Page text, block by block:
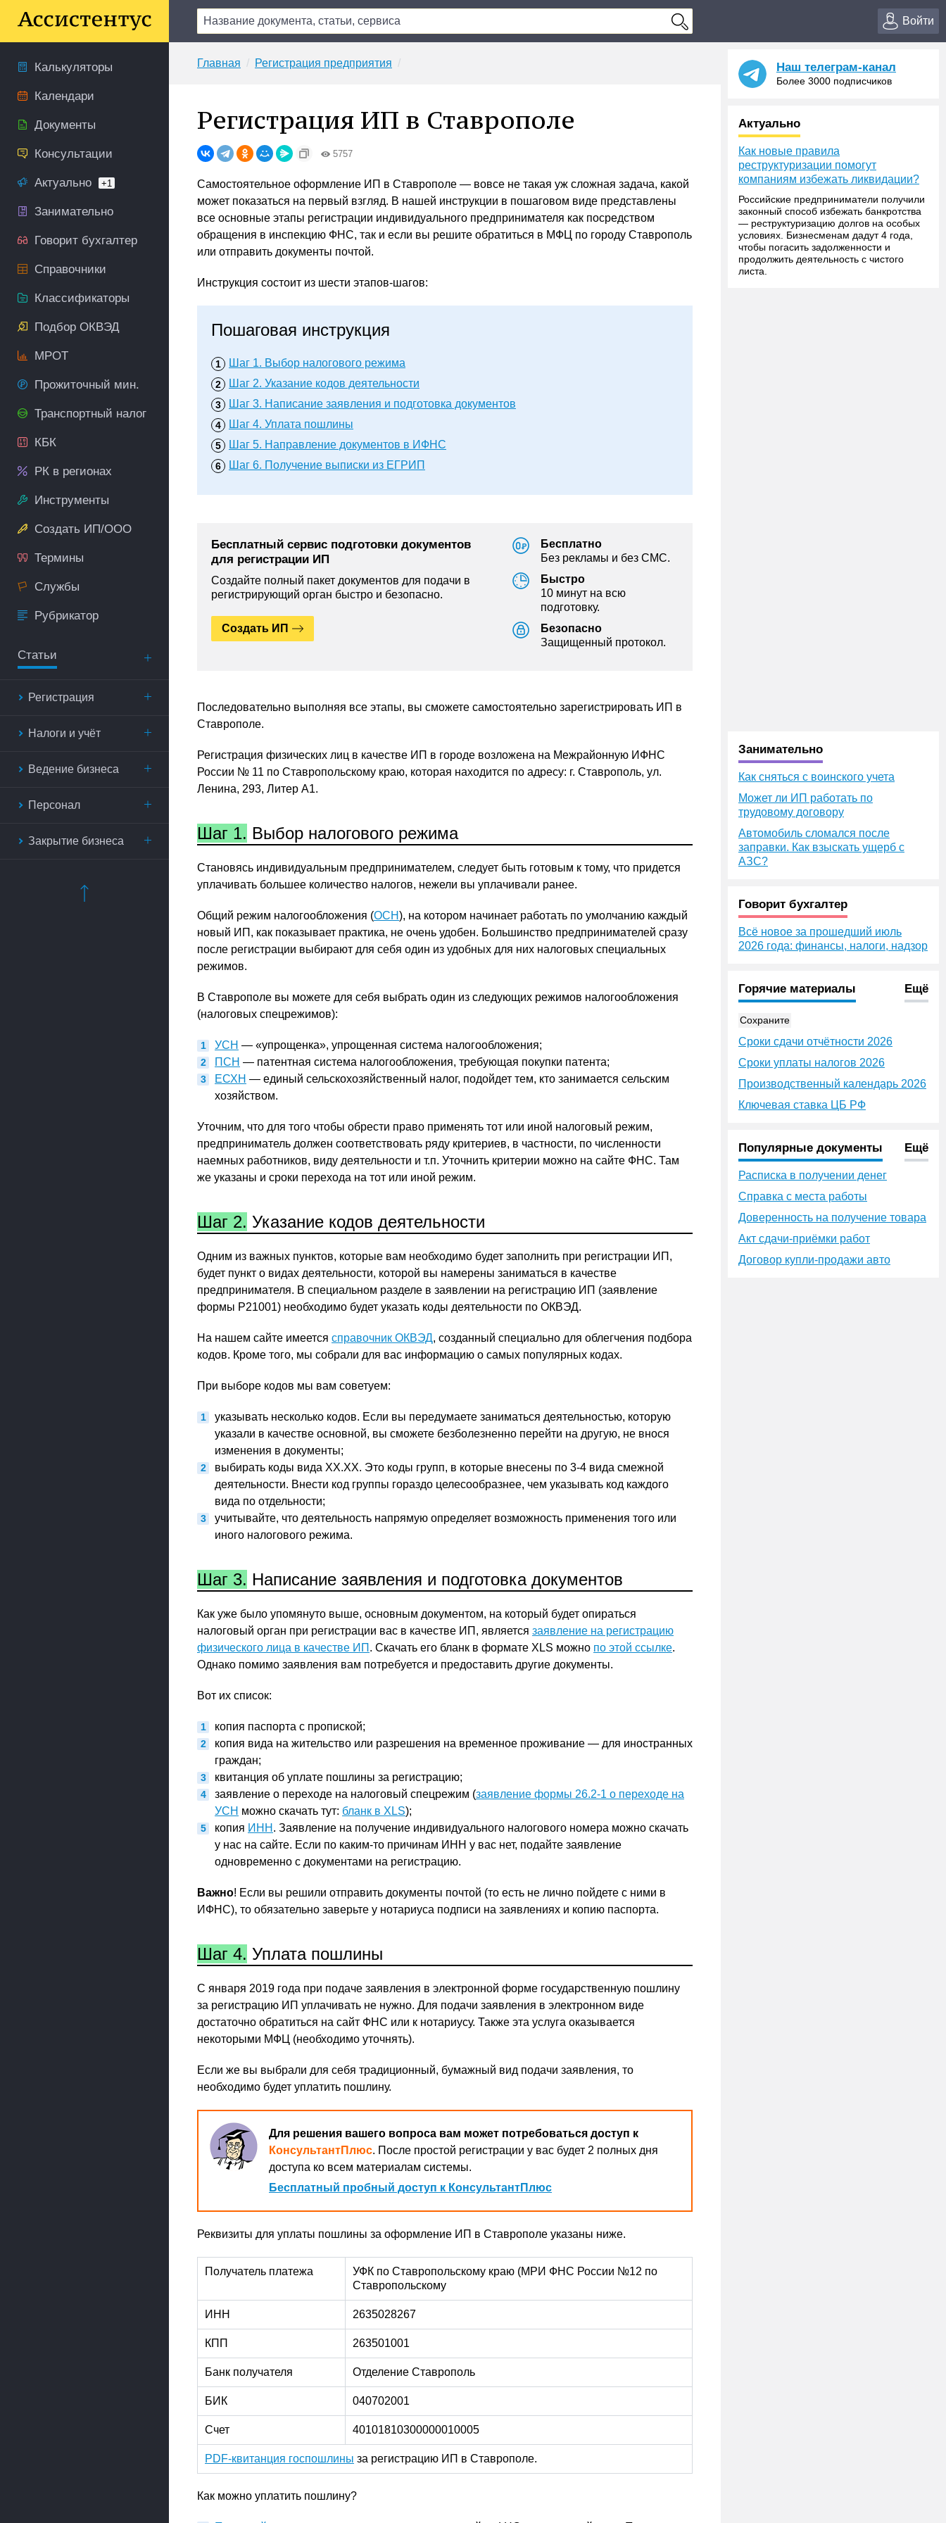
Войти
Калькуляторы
Календари
Документы
Консультации
Актуально +1
Занимательно
Говорит бухгалтер
Справочники
Классификаторы
Подбор ОКВЭД
МРОТ
Прожиточный мин.
Транспортный налог
КБК
РК в регионах
Инструменты
Создать ИП/ООО
Термины
Службы
Рубрикатор
Статьи
Регистрация
Налоги и учёт
Ведение бизнеса
Персонал
Закрытие бизнеса
Главная Регистрация предприятия
Регистрация ИП в Ставрополе
5757
Самостоятельное оформление ИП в Ставрополе — вовсе не такая уж сложная задача, какой
может показаться на первый взгляд. В нашей инструкции в пошаговом виде представлены
все основные этапы регистрации индивидуального предпринимателя как посредством
обращения в инспекцию ФНС, так и если вы решите обратиться в МФЦ по городу Ставрополь
или отправить документы почтой.
Инструкция состоит из шести этапов-шагов:
Пошаговая инструкция
Шаг 1. Выбор налогового режима
Шаг 2. Указание кодов деятельности
Шаг 3. Написание заявления и подготовка документов
Шаг 4. Уплата пошлины
Шаг 5. Направление документов в ИФНС
Шаг 6. Получение выписки из ЕГРИП
Бесплатный сервис подготовки документов
для регистрации ИП
Создайте полный пакет документов для подачи в
регистрирующий орган быстро и безопасно.
Создать ИП
Бесплатно
Без рекламы и без СМС.
Быстро
10 минут на всю
подготовку.
Безопасно
Защищенный протокол.
Последовательно выполняя все этапы, вы сможете самостоятельно зарегистрировать ИП в
Ставрополе.
Регистрация физических лиц в качестве ИП в городе возложена на Межрайонную ИФНС
России № 11 по Ставропольскому краю, которая находится по адресу: г. Ставрополь, ул.
Ленина, 293, Литер А1.
Шаг 1. Выбор налогового режима
Становясь индивидуальным предпринимателем, следует быть готовым к тому, что придется
уплачивать большее количество налогов, нежели вы уплачивали ранее.
Общий режим налогообложения (ОСН), на котором начинает работать по умолчанию каждый
новый ИП, как показывает практика, не очень удобен. Большинство предпринимателей сразу
после регистрации выбирают для себя один из удобных для них налоговых специальных
режимов.
В Ставрополе вы можете для себя выбрать один из следующих режимов налогообложения
(налоговых спецрежимов):
УСН — «упрощенка», упрощенная система налогообложения;
ПСН — патентная система налогообложения, требующая покупки патента;
ЕСХН — единый сельскохозяйственный налог, подойдет тем, кто занимается сельским
хозяйством.
Уточним, что для того чтобы обрести право применять тот или иной налоговый режим,
предприниматель должен соответствовать ряду критериев, в частности, по численности
наемных работников, виду деятельности и т.п. Уточнить критерии можно на сайте ФНС. Там
же указаны и сроки перехода на тот или иной режим.
Шаг 2. Указание кодов деятельности
Одним из важных пунктов, которые вам необходимо будет заполнить при регистрации ИП,
будет пункт о видах деятельности, которой вы намерены заниматься в качестве
предпринимателя. В специальном разделе в заявлении на регистрацию ИП (заявление
формы Р21001) необходимо будет указать коды деятельности по ОКВЭД.
На нашем сайте имеется справочник ОКВЭД, созданный специально для облегчения подбора
кодов. Кроме того, мы собрали для вас информацию о самых популярных кодах.
При выборе кодов мы вам советуем:
указывать несколько кодов. Если вы передумаете заниматься деятельностью, которую
указали в качестве основной, вы сможете безболезненно перейти на другую, не внося
изменения в документы;
выбирать коды вида ХХ.ХХ. Это коды групп, в которые внесены по 3-4 вида смежной
деятельности. Внести код группы гораздо целесообразнее, чем указывать код каждого
вида по отдельности;
учитывайте, что деятельность напрямую определяет возможность применения того или
иного налогового режима.
Шаг 3. Написание заявления и подготовка документов
Как уже было упомянуто выше, основным документом, на который будет опираться
налоговый орган при регистрации вас в качестве ИП, является заявление на регистрацию
физического лица в качестве ИП . Скачать его бланк в формате XLS можно по этой ссылке.
Однако помимо заявления вам потребуется и предоставить другие документы.
Вот их список:
копия паспорта с пропиской;
копия вида на жительство или разрешения на временное проживание — для иностранных
граждан;
квитанция об уплате пошлины за регистрацию;
заявление о переходе на налоговый спецрежим (заявление формы 26.2-1 о переходе на
УСН можно скачать тут: бланк в XLS);
копия ИНН . Заявление на получение индивидуального налогового номера можно скачать
у нас на сайте. Если по каким-то причинам ИНН у вас нет, подайте заявление
одновременно с документами на регистрацию.
Важно! Если вы решили отправить документы почтой (то есть не лично пойдете с ними в
ИФНС), то обязательно заверьте у нотариуса подписи на заявлениях и копию паспорта.
Шаг 4. Уплата пошлины
С января 2019 года при подаче заявления в электронной форме государственную пошлину
за регистрацию ИП уплачивать не нужно. Для подачи заявления в электронном виде
достаточно обратиться на сайт ФНС или к нотариусу. Также эта услуга оказывается
некоторыми МФЦ (необходимо уточнять).
Если же вы выбрали для себя традиционный, бумажный вид подачи заявления, то
необходимо будет уплатить пошлину.
Для решения вашего вопроса вам может потребоваться доступ к
КонсультантПлюс. После простой регистрации у вас будет 2 полных дня
доступа ко всем материалам системы.
Бесплатный пробный доступ к КонсультантПлюс
Реквизиты для уплаты пошлины за оформление ИП в Ставрополе указаны ниже.
Получатель платежа
УФК по Ставропольскому краю (МРИ ФНС России №12 по
Ставропольскому
ИНН 2635028267
КПП 263501001
Банк получателя Отделение Ставрополь
БИК 040702001
Счет 40101810300000010005
PDF-квитанция госпошлины за регистрацию ИП в Ставрополе.
Как можно уплатить пошлину?
Наш телеграм-канал
Более 3000 подписчиков
Актуально
Как новые правила
реструктуризации помогут
компаниям избежать ликвидации?
Российские предприниматели получили
законный способ избежать банкротства
— реструктуризацию долгов на особых
условиях. Бизнесменам дадут 4 года,
чтобы погасить задолженности и
продолжить деятельность с чистого
листа.
Занимательно
Как сняться с воинского учета
Может ли ИП работать по
трудовому договору
Автомобиль сломался после
заправки. Как взыскать ущерб с
АЗС?
Говорит бухгалтер
Всё новое за прошедший июль
2026 года: финансы, налоги, надзор
Горячие материалы Ещё
Сохраните
Сроки сдачи отчётности 2026
Сроки уплаты налогов 2026
Производственный календарь 2026
Ключевая ставка ЦБ РФ
Популярные документы Ещё
Расписка в получении денег
Справка с места работы
Доверенность на получение товара
Акт сдачи-приёмки работ
Договор купли-продажи авто